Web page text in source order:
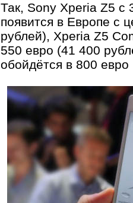
Так, Sony Xperia Z5 с
появится в Европе с
рублей), Xperia Z5
550 евро (41 400
обойдётся в 800